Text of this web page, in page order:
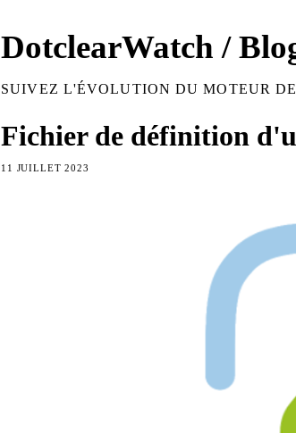
DotclearWatch /
SUIVEZ L'ÉVOLUTION DU MOTEUR
Fichier de définition
11 JUILLET 2023